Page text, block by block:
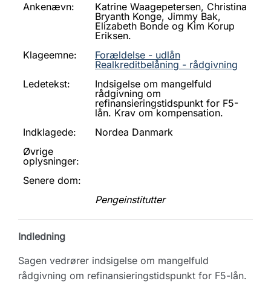
Ankenævn:
Katrine Waagepetersen, Christina
Bryanth Konge, Jimmy Bak,
Elizabeth Bonde og Kim Korup
Eriksen.
Klageemne:
Forældelse - udlån
Realkreditbelåning - rådgivning
Ledetekst:
Indsigelse om mangelfuld
rådgivning om
refinansieringstidspunkt for F5-
lån. Krav om kompensation.
Indklagede:
Nordea Danmark
Øvrige
oplysninger:
Senere dom:
Pengeinstitutter
Indledning
Sagen vedrører indsigelse om mangelfuld
rådgivning om refinansieringstidspunkt for F5-lån.